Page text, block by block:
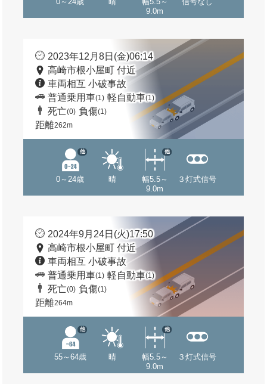
9.0m
2023年12月8日(金)06:14
高崎市根小屋町 付近
車両相互 小破事故
普通乗用車(1) 軽自動車(1)
死亡(0) 負傷(1)
距離262m
0～24歳
他
晴
幅5.5～
9.0m
他
３灯式信号
2024年9月24日(火)17:50
高崎市根小屋町 付近
車両相互 小破事故
普通乗用車(1) 軽自動車(1)
死亡(0) 負傷(1)
距離264m
55～64歳
他
晴
幅5.5～
9.0m
他
３灯式信号